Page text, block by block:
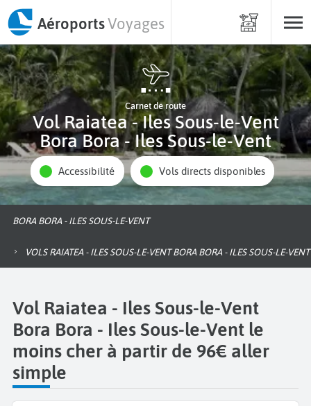
AéroportsVoyages
Carnet de route
Vol Raiatea - Iles Sous-le-Vent
Bora Bora - Iles Sous-le-Vent
Accessibilité Vols directs disponibles
BORA BORA - ILES SOUS-LE-VENT
VOLS RAIATEA - ILES SOUS-LE-VENT BORA BORA - ILES SOUS-LE-VENT
Vol Raiatea - Iles Sous-le-Vent
Bora Bora - Iles Sous-le-Vent le
moins cher à partir de 96€ aller
simple